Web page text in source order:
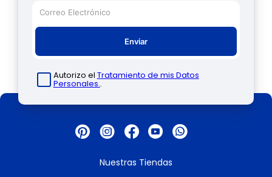
Enviar
Autorizo el Tratamiento de mis Datos
Personales..
Nuestras Tiendas